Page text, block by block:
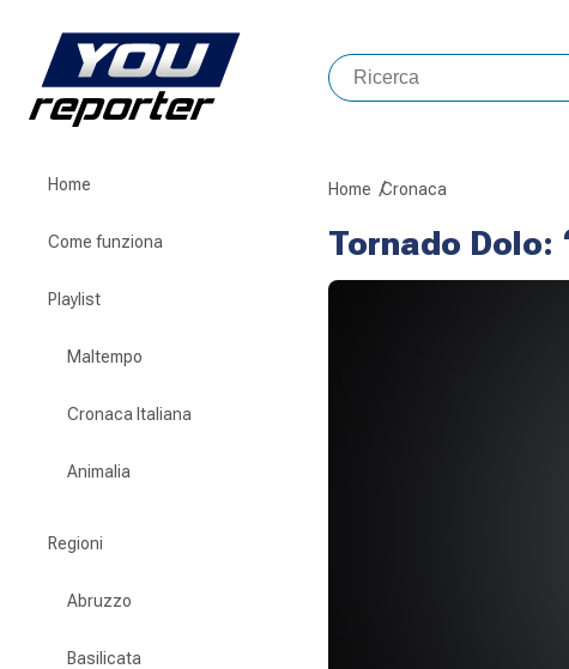
Home
Come funziona
Playlist
Maltempo
Cronaca Italiana
Animalia
Regioni
Abruzzo
Basilicata
Home Cronaca
Tornado Dolo: